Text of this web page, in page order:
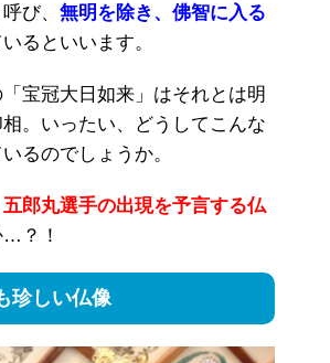
び、 無明を除き、佛智に入る
るといいます。
宝冠大日如来」はそれとは明
。いったい、どうしてこんな
るのでしょうか。
五郎丸選手の出現を予言する仏
？！
珍しい仏像